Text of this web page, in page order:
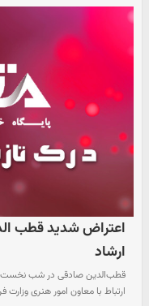
اعتراض شدید قطب
ارشاد
قطب‌الدین صادقی در شب نخست
ارتباط با معاون امور هنری